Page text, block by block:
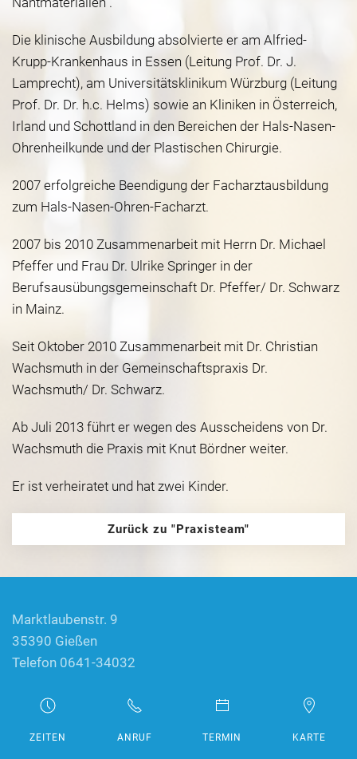
Die klinische Ausbildung absolvierte er am Alfried-
Krupp-Krankenhaus in Essen (Leitung Prof. Dr. J.
Lamprecht), am Universitätsklinikum Würzburg (Leitung
Prof. Dr. Dr. h.c. Helms) sowie an Kliniken in Österreich,
Irland und Schottland in den Bereichen der Hals-Nasen-
Ohrenheilkunde und der Plastischen Chirurgie.
2007 erfolgreiche Beendigung der Facharztausbildung
zum Hals-Nasen-Ohren-Facharzt.
2007 bis 2010 Zusammenarbeit mit Herrn Dr. Michael
Pfeffer und Frau Dr. Ulrike Springer in der
Berufsausübungsgemeinschaft Dr. Pfeffer/ Dr. Schwarz
in Mainz.
Seit Oktober 2010 Zusammenarbeit mit Dr. Christian
Wachsmuth in der Gemeinschaftspraxis Dr.
Wachsmuth/ Dr. Schwarz.
Ab Juli 2013 führt er wegen des Ausscheidens von Dr.
Wachsmuth die Praxis mit Knut Bördner weiter.
Er ist verheiratet und hat zwei Kinder.
Zurück zu "Praxisteam"
Marktlaubenstr. 9
35390 Gießen
Telefon 0641-34032
IMPRESSUM DATENSCHUTZ KONTAKT
ZEITEN
ANRUF TERMIN KARTE